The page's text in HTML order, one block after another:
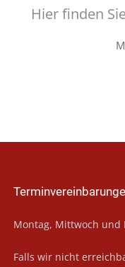
Hier finden
Montag, Mittwoch und
Falls wir nicht